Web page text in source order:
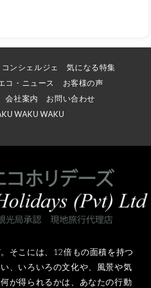
コンシェルジェ
気になる特集
コ・ニュース
お客様の声
会社案内
お問い合わせ
WAKU WAKU
そこには、12倍もの面積を持つ
、いろいろの文化や、風景や気
が得られるかは、あなたの行動